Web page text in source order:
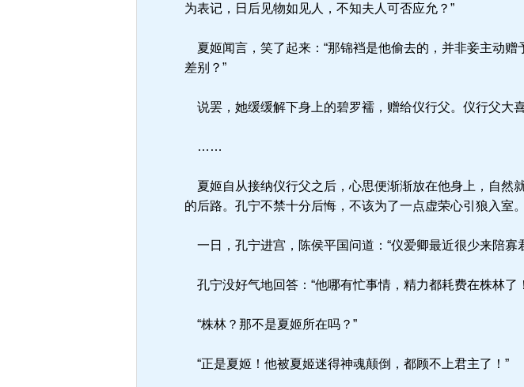
为表记，日后见物如见人，不知夫人可否应允？”
夏姬闻言，笑了起来：“那锦裆是他偷去的，并非妾主动
差别？”
说罢，她缓缓解下身上的碧罗襦，赠给仪行父。仪行父大
……
夏姬自从接纳仪行父之后，心思便渐渐放在他身上，自然
的后路。孔宁不禁十分后悔，不该为了一点虚荣心引狼入室
一日，孔宁进宫，陈侯平国问道：“仪爱卿最近很少来陪寡
孔宁没好气地回答：“他哪有忙事情，精力都耗费在株林了
“株林？那不是夏姬所在吗？”
“正是夏姬！他被夏姬迷得神魂颠倒，都顾不上君主了！”